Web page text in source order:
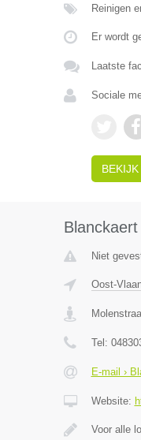
Reinigen
Er wordt
Laatste
Sociale
Blanckaert
Niet
Oost-
Tel:
E-mail ›
Website:
Voor alle